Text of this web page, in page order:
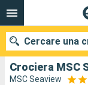
MSC Seaview
Cercare una